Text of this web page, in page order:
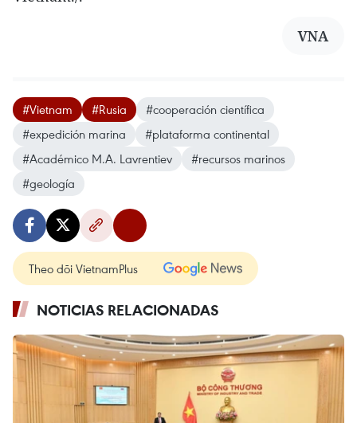
VNA
#Vietnam #Rusia
#cooperación científica
#expedición marina
#plataforma continental
#Académico M.A. Lavrentiev
#recursos marinos
#geología
Theo dõi VietnamPlus
NOTICIAS RELACIONADAS